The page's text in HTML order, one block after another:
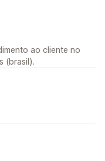
ao cliente no
(brasil).